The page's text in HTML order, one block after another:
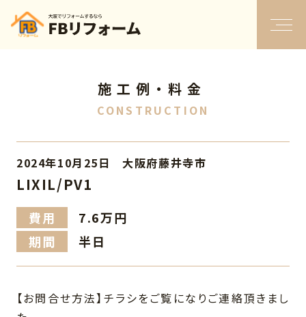
施工例・料金
CONSTRUCTION
2024年10月25日 大阪府藤井寺市
LIXIL/PV1
費用
7.6万円
期間
半日
【お問合せ方法】チラシをご覧になりご連絡頂きまし